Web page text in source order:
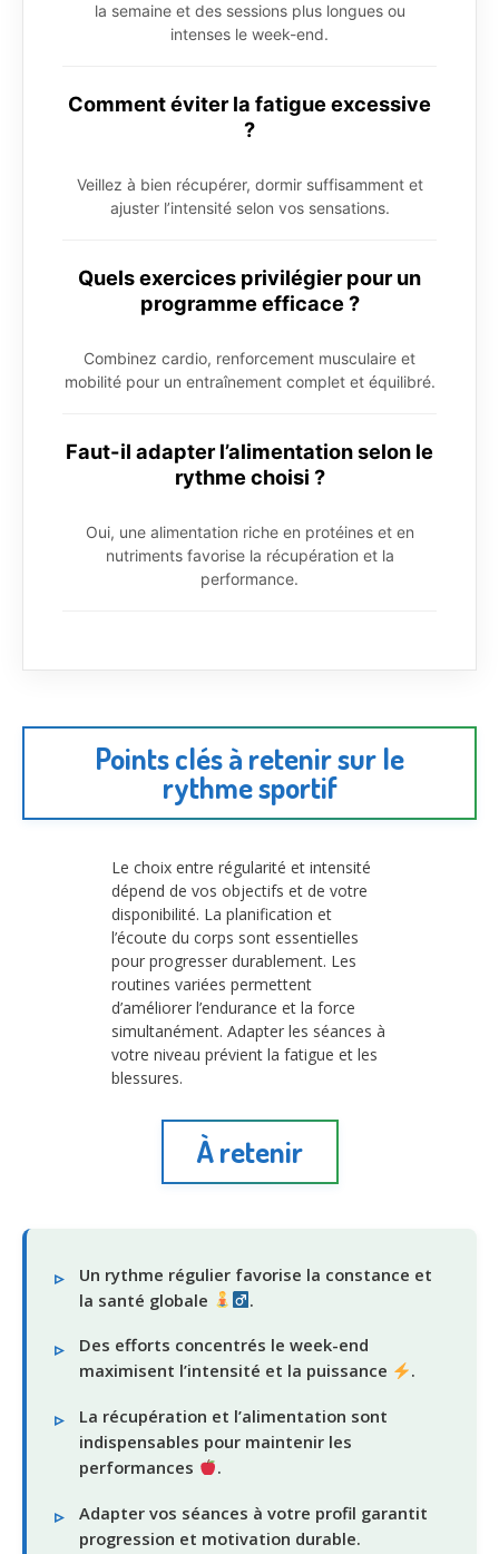
la semaine et des sessions plus longues ou
intenses le week-end.
Comment éviter la fatigue excessive
?
Veillez à bien récupérer, dormir suffisamment et
ajuster l’intensité selon vos sensations.
Quels exercices privilégier pour un
programme efficace ?
Combinez cardio, renforcement musculaire et
mobilité pour un entraînement complet et équilibré.
Faut-il adapter l’alimentation selon le
rythme choisi ?
Oui, une alimentation riche en protéines et en
nutriments favorise la récupération et la
performance.
Points clés à retenir sur le
rythme sportif
Le choix entre régularité et intensité
dépend de vos objectifs et de votre
disponibilité. La planification et
l’écoute du corps sont essentielles
pour progresser durablement. Les
routines variées permettent
d’améliorer l’endurance et la force
simultanément. Adapter les séances à
votre niveau prévient la fatigue et les
blessures.
À retenir
Un rythme régulier favorise la constance et
la santé globale
.
Des efforts concentrés le week-end
maximisent l’intensité et la puissance
.
La récupération et l’alimentation sont
indispensables pour maintenir les
performances
.
Adapter vos séances à votre profil garantit
progression et motivation durable.